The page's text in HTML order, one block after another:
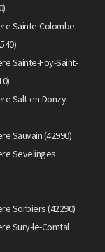
Sainte-Colombe-
Sainte-Foy-Saint-
Salt-en-Donzy
Sauvain (42990)
Sevelinges
Sorbiers (42290)
Sury-le-Comtal